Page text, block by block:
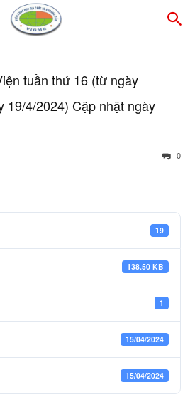
tuần thứ 16 (từ ngày
19/4/2024) Cập nhật ngày
0
19
138.50 KB
1
15/04/2024
15/04/2024